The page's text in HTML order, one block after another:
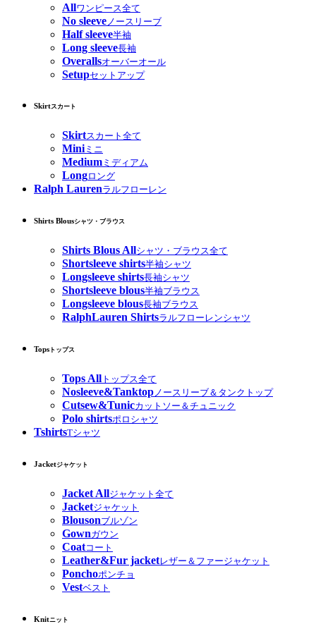
Allワンピース全て
No sleeve ノースリーブ
Half sleeve半袖
Long sleeve長袖
Overallsオーバーオール
Setupセットアップ
Skirtスカート
Skirtスカート全て
Miniミニ
Medium ミディアム
Longロング
Ralph Laurenラルフローレン
Shirts Blousシャツ・ブラウス
Shirts Blous Allシャツ・ブラウス全て
Shortsleeve shirts半袖シャツ
Longsleeve shirts長袖シャツ
Shortsleeve blous半袖ブラウス
Longsleeve blous長袖ブラウス
RalphLauren Shirtsラルフローレンシャツ
Tops トップス
Tops All トップス全て
Nosleeve&Tanktopノースリーブ＆タンクトップ
Cutsew&Tunicカットソー＆チュニック
Polo shirtsポロシャツ
TshirtsTシャツ
Jacketジャケット
Jacket Allジャケット全て
Jacketジャケット
Blousonブルゾン
Gownガウン
Coatコート
Leather&Fur jacketレザー＆ファージャケット
Ponchoポンチョ
Vestベスト
Knitニット